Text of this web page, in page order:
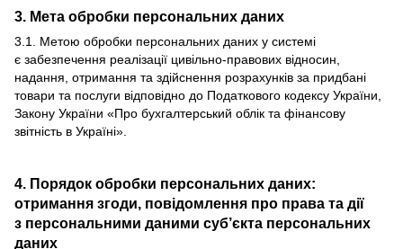
3. Мета обробки персональних даних
3.1. Метою обробки персональних даних у системі
є забезпечення реалізації цивільно-правових відносин,
надання, отримання та здійснення розрахунків за придбані
товари та послуги відповідно до Податкового кодексу України,
Закону України «Про бухгалтерський облік та фінансову
звітність в Україні».
4. Порядок обробки персональних даних:
отримання згоди, повідомлення про права та дії
з персональними даними суб’єкта персональних
даних